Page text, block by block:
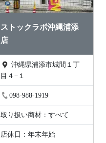
ストックラボ沖縄浦添
店
沖縄県浦添市城間１丁
目４−１
098-988-1919
取り扱い商材：すべて
店休日：年末年始